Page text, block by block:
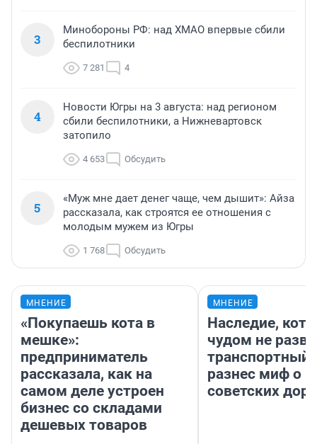
3
Минобороны РФ: над ХМАО впервые сбили
беспилотники
7 281 4
4
Новости Югры на 3 августа: над регионом
сбили беспилотники, а Нижневартовск
затопило
4 653 Обсудить
5
«Муж мне дает денег чаще, чем дышит»: Айза
рассказала, как строятся ее отношения с
молодым мужем из Югры
1 768 Обсудить
МНЕНИЕ
«Покупаешь кота в
мешке»:
предприниматель
рассказала, как на
самом деле устроен
бизнес со складами
дешевых товаров
МНЕНИЕ
Наследие,
чудом не
транспортный
разнес миф о
советских